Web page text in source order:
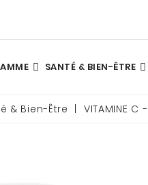
SANTÉ & BIEN-ÊTRE
& Bien-Être VITAMINE C -